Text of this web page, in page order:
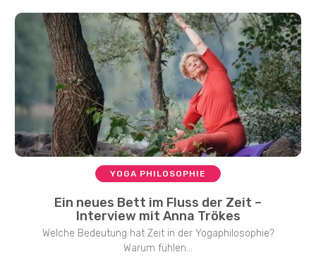
YOGA PHILOSOPHIE
Ein neues Bett im Fluss der Zeit –
Interview mit Anna Trökes
Welche Bedeutung hat Zeit in der Yogaphilosophie?
Warum fühlen...